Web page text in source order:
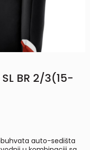
BR 2/3(15-
auto-sedišta